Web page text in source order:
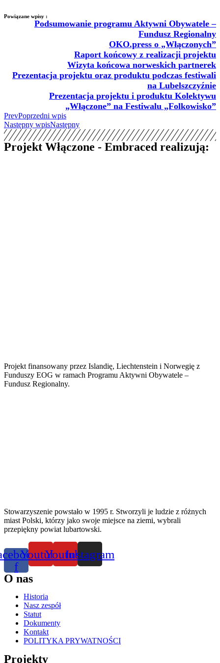
Powiązane wpisy :
Podsumowanie programu Aktywni Obywatele –
Fundusz Regionalny
OKO.press o „Włączonych”
Raport końcowy z realizacji projektu
Wizyta końcowa norweskich partnerek
Prezentacja projektu oraz produktu podczas festiwali
na Lubelszczyźnie
Prezentacja projektu i produktu Kolektywu
„Włączone” na Festiwalu „Folkowisko”
PrevPoprzedni wpis
Następny wpisNastępny
Projekt Włączone - Embraced realizują:
Projekt finansowany przez Islandię, Liechtenstein i Norwegię z
Funduszy EOG w ramach Programu Aktywni Obywatele –
Fundusz Regionalny.
Stowarzyszenie powstało w 1995 r. Stworzyli je ludzie z różnych
miast Polski, którzy jako swoje miejsce na ziemi, wybrali
przepiękny powiat lubartowski.
f
YoutubeYoutubeInstagram
O nas
Historia
Nasz zespół
Statut
Dokumenty
Kontakt
POLITYKA PRYWATNOŚCI
Projekty